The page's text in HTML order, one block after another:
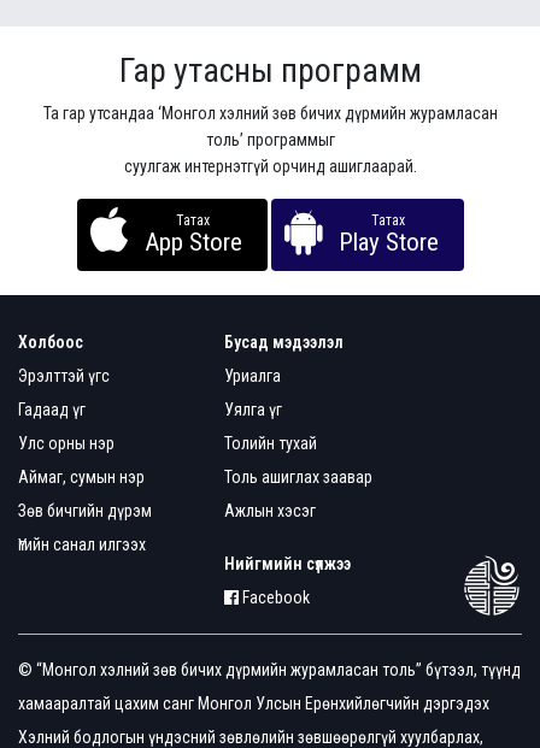
Гар утасны программ
Та гар утсандаа ‘Монгол хэлний зөв бичих дүрмийн журамласан
толь’ программыг
суулгаж интернэтгүй орчинд ашиглаарай.
Татах
App Store
Татах
Play Store
Холбоос
Эрэлттэй үгс
Гадаад үг
Улс орны нэр
Аймаг, сумын нэр
Зөв бичгийн дүрэм
Үгийн санал илгээх
Бусад мэдээлэл
Уриалга
Уялга үг
Толийн тухай
Толь ашиглах заавар
Ажлын хэсэг
Нийгмийн сүлжээ
Facebook
© “Монгол хэлний зөв бичих дүрмийн журамласан толь” бүтээл, түүнд
хамааралтай цахим санг Монгол Улсын Ерөнхийлөгчийн дэргэдэх
Хэлний бодлогын үндэсний зөвлөлийн зөвшөөрөлгүй хуулбарлах,